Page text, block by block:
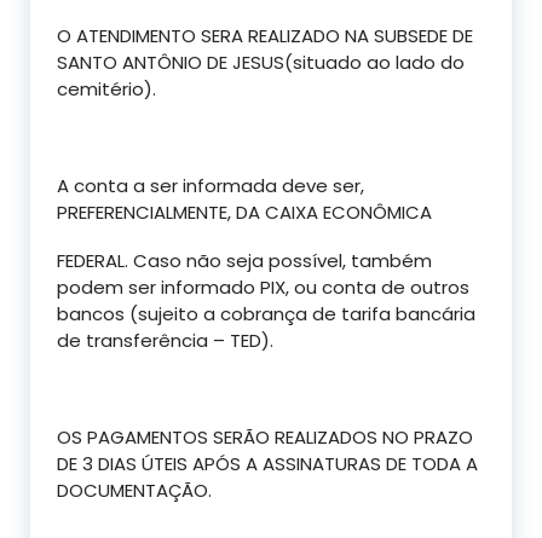
O ATENDIMENTO SERA REALIZADO NA SUBSEDE DE
SANTO ANTÔNIO DE JESUS(situado ao lado do
cemitério).
A conta a ser informada deve ser,
PREFERENCIALMENTE, DA CAIXA ECONÔMICA
FEDERAL. Caso não seja possível, também
podem ser informado PIX, ou conta de outros
bancos (sujeito a cobrança de tarifa bancária
de transferência – TED).
OS PAGAMENTOS SERÃO REALIZADOS NO PRAZO
DE 3 DIAS ÚTEIS APÓS A ASSINATURAS DE TODA A
DOCUMENTAÇÃO.